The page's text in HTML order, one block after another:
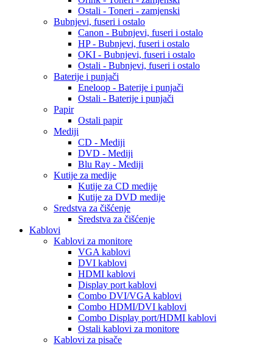
Ostali - Toneri - zamjenski
Bubnjevi, fuseri i ostalo
Canon - Bubnjevi, fuseri i ostalo
HP - Bubnjevi, fuseri i ostalo
OKI - Bubnjevi, fuseri i ostalo
Ostali - Bubnjevi, fuseri i ostalo
Baterije i punjači
Eneloop - Baterije i punjači
Ostali - Baterije i punjači
Papir
Ostali papir
Mediji
CD - Mediji
DVD - Mediji
Blu Ray - Mediji
Kutije za medije
Kutije za CD medije
Kutije za DVD medije
Sredstva za čišćenje
Sredstva za čišćenje
Kablovi
Kablovi za monitore
VGA kablovi
DVI kablovi
HDMI kablovi
Display port kablovi
Combo DVI/VGA kablovi
Combo HDMI/DVI kablovi
Combo Display port/HDMI kablovi
Ostali kablovi za monitore
Kablovi za pisače